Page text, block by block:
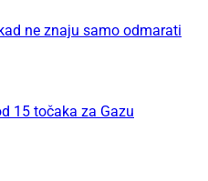
ne znaju samo odmarati
15 točaka za Gazu